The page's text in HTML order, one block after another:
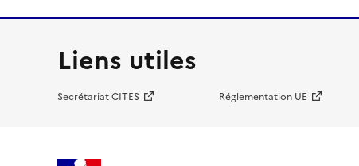
Liens utiles
Secrétariat CITES Réglementation UE